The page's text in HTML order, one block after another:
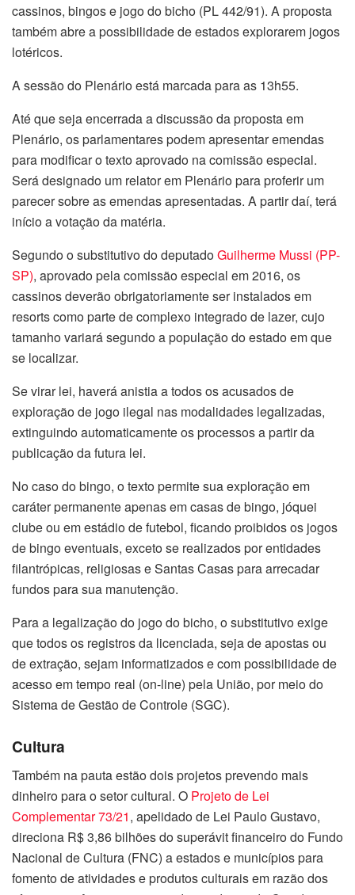
cassinos, bingos e jogo do bicho (PL 442/91). A proposta
também abre a possibilidade de estados explorarem jogos
lotéricos.
A sessão do Plenário está marcada para as 13h55.
Até que seja encerrada a discussão da proposta em
Plenário, os parlamentares podem apresentar emendas
para modificar o texto aprovado nacomissão especial.
Será designado um relator em Plenário para proferir um
parecer sobre as emendas apresentadas. A partir daí, terá
início a votação da matéria.
Segundo osubstitutivodo deputadoGuilherme Mussi (PP-
SP), aprovado pela comissão especial em 2016, os
cassinos deverão obrigatoriamente ser instalados em
resorts como parte de complexo integrado de lazer, cujo
tamanho variará segundo a população do estado em que
se localizar.
Se virar lei, haverá anistia a todos os acusados de
exploração de jogo ilegal nas modalidades legalizadas,
extinguindo automaticamente os processos a partir da
publicação da futura lei.
No caso do bingo, o texto permite sua exploração em
caráter permanente apenas em casas de bingo, jóquei
clube ou em estádio de futebol, ficando proibidos os jogos
de bingo eventuais, exceto se realizados por entidades
filantrópicas, religiosas e Santas Casas para arrecadar
fundos para sua manutenção.
Para a legalização do jogo do bicho, o substitutivo exige
que todos os registros da licenciada, seja de apostas ou
de extração, sejam informatizados e com possibilidade de
acesso em tempo real (on-line) pela União, por meio do
Sistema de Gestão de Controle (SGC).
Cultura
Também na pauta estão dois projetos prevendo mais
dinheiro para o setor cultural. O Projeto de Lei
Complementar 73/21, apelidado de Lei Paulo Gustavo,
direciona R$ 3,86 bilhões do superávit financeiro do Fundo
Nacional de Cultura (FNC) a estados e municípios para
fomento de atividades e produtos culturais em razão dos